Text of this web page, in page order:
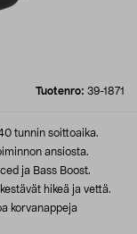
Tuotenro: 39-1871
tunnin soittoaika.
ansiosta.
ja Bass Boost.
hikeä ja vettä.
korvanappeja